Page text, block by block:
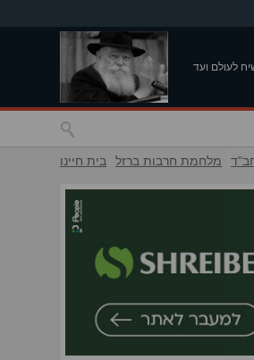
לעולם ועד
מלחמת חרבות ברזל בית חיינו